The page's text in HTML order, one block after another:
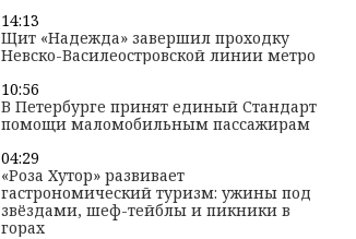
14:13
Щит «Надежда» завершил проходку
Невско-Василеостровской линии метро
10:56
В Петербурге принят единый Стандарт
помощи маломобильным пассажирам
04:29
«Роза Хутор» развивает
гастрономический туризм: ужины под
звёздами, шеф-тейблы и пикники в
горах